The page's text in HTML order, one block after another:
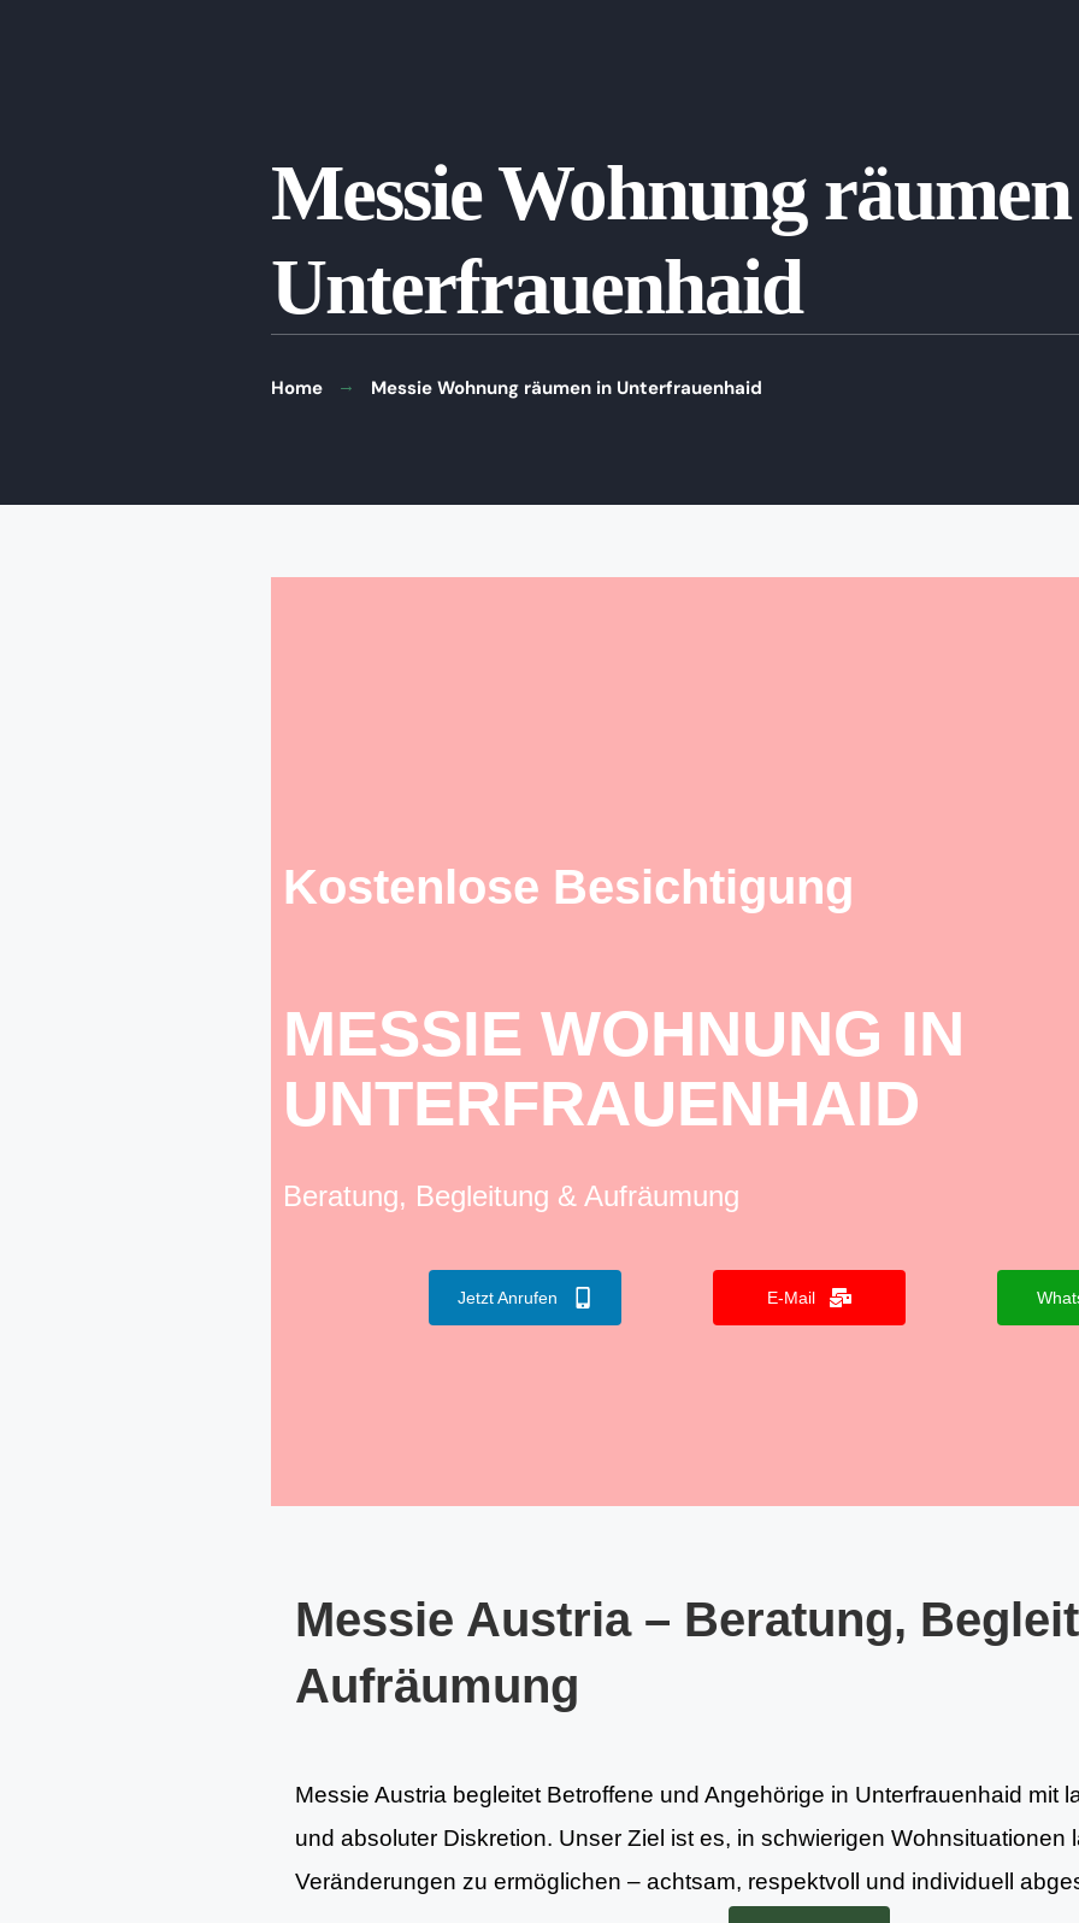
Messie Wohnung
Unterfrauenhaid
Home Messie Wohnung räumen in Unterfrauenhaid
Kostenlose Besichtigung
MESSIE WOHNUNG IN
UNTERFRAUENHAID
Beratung, Begleitung & Aufräumung
Jetzt Anrufen E-Mail
Messie Austria – Beratung,
Aufräumung
Messie Austria begleitet Betroffene und Angehörige in Unterfrauenhaid mit
und absoluter Diskretion. Unser Ziel ist es, in schwierigen Wohnsituationen
Veränderungen zu ermöglichen – achtsam, respektvoll und individuell